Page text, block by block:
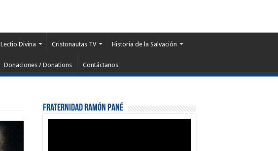
Lectio Divina Cristonautas TV Historia de la Salvación
Donaciones / Donations Contáctanos
Fraternidad Ramón Pané